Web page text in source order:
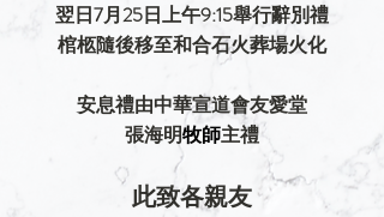
翌日7月25日上午9:15舉行辭別禮
棺柩隨後移至和合石火葬場火化
安息禮由中華宣道會友愛堂
張海明牧師主禮
此致各親友